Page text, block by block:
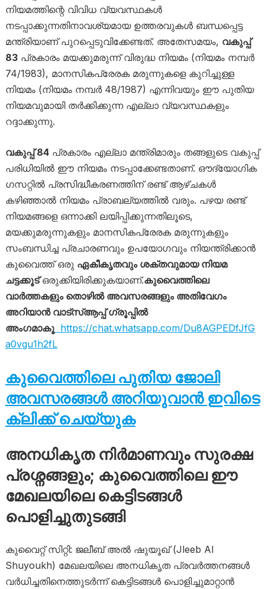
നിയമത്തിന്റെ വിവിധ വ്യവസ്ഥകൾ
നടപ്പാക്കുന്നതിനാവശ്യമായ ഉത്തരവുകൾ ബന്ധപ്പെട്ട
മന്ത്രിയാണ് പുറപ്പെടുവിക്കേണ്ടത്. അതേസമയം, വകുപ്പ്
83പ്രകാരം മയക്കുമരുന്ന് വിരുദ്ധ നിയമം (നിയമം നമ്പർ
74/1983), മാനസികപ്രേരക മരുന്നുകളെ കുറിച്ചുള്ള
നിയമം (നിയമം നമ്പർ 48/1987) എന്നിവയും ഈ പുതിയ
നിയമവുമായി തർക്കിക്കുന്ന എല്ലാ വ്യവസ്ഥകളും
റദ്ദാക്കുന്നു.
വകുപ്പ് 84പ്രകാരം എല്ലാ മന്ത്രിമാരും തങ്ങളുടെ വകുപ്പ്
പരിധിയിൽ ഈ നിയമം നടപ്പാക്കേണ്ടതാണ്. ഔദ്യോഗിക
ഗസറ്റിൽ പ്രസിദ്ധീകരണത്തിന് രണ്ട് ആഴ്ചകൾ
കഴിഞ്ഞാൽ നിയമം പ്രാബല്യത്തിൽ വരും. പഴയ രണ്ട്
നിയമങ്ങളെ ഒന്നാക്കി ലയിപ്പിക്കുന്നതിലൂടെ,
മയക്കുമരുന്നുകളും മാനസികപ്രേരക മരുന്നുകളും
സംബന്ധിച്ച പ്രചാരണവും ഉപയോഗവും നിയന്ത്രിക്കാൻ
കുവൈത്ത് ഒരു ഏകീകൃതവും ശക്തവുമായ നിയമ
ചട്ടക്കൂട്ഒരുക്കിയിരിക്കുകയാണ്.കുവൈത്തിലെ
വാർത്തകളും തൊഴിൽ അവസരങ്ങളും അതിവേഗം
അറിയാൻ വാട്സ്ആപ്പ് ഗ്രൂപ്പിൽ
അംഗമാകൂhttps://chat.whatsapp.com/Du8AGPEDfJfG
a0vgu1h2fL
കുവൈത്തിലെ പുതിയ ജോലി
അവസരങ്ങൾ അറിയുവാൻ ഇവിടെ
ക്ലിക്ക് ചെയ്യുക
അനധികൃത നിർമാണവും സുരക്ഷ
പ്രശ്നങ്ങളും; കുവൈത്തിലെ ഈ
മേഖലയിലെ കെട്ടിടങ്ങൾ
പൊളിച്ചുതുടങ്ങി
കുവൈറ്റ് സിറ്റി: ജലീബ് അൽ ഷുയൂഖ് (Jleeb Al
Shuyoukh) മേഖലയിലെ അനധികൃത പ്രവർത്തനങ്ങൾ
വർധിച്ചതിനെത്തുടർന്ന് കെട്ടിടങ്ങൾ പൊളിച്ചുമാറ്റാൻ